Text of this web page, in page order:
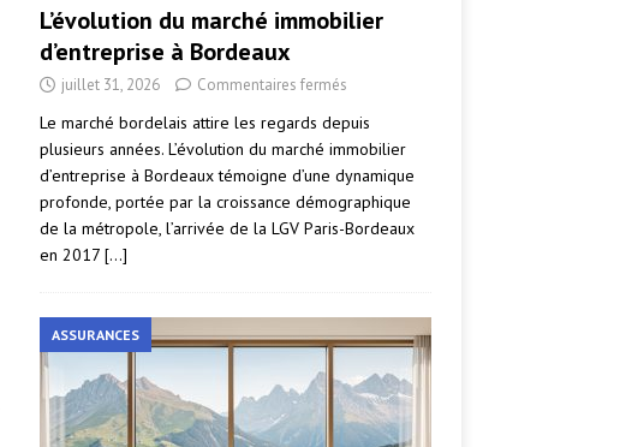
L’évolution du marché immobilier
d’entreprise à Bordeaux
juillet 31, 2026 Commentaires fermés
Le marché bordelais attire les regards depuis
plusieurs années. L’évolution du marché immobilier
d’entreprise à Bordeaux témoigne d’une dynamique
profonde, portée par la croissance démographique
de la métropole, l’arrivée de la LGV Paris-Bordeaux
en 2017 […]
ASSURANCES